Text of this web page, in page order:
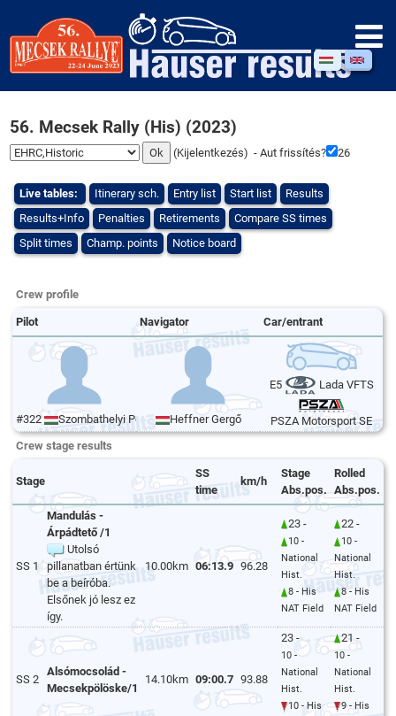
56. Mecsek Rally (His) (2023)
(Kijelentkezés) - Aut frissítés? 26
Live tables: Itinerary sch. Entry list Start list
Results
Results+Info
Penalties Retirements
Compare SS times
Split times
Champ. points Notice board
Crew profile
Pilot Navigator Car/entrant
#322 Szombathelyi Péter Heffner Gergő
E5 Lada VFTS
PSZA Motorsport SE
Crew stage results
Stage
SS
time
km/h
Stage
Abs.pos.
Rolled
Abs.pos.
SS 1
Mandulás -
Árpádtető /1
Utolsó
pillanatban értünk
be a beíróba.
Elsőnek jó lesz ez
így.
10.00km 06:13.9 96.28
23 -
10 -
National
Hist.
8 - His
NAT Field
22 -
10 -
National
Hist.
8 - His
NAT Field
SS 2
Alsómocsolád -
Mecsekpölöske/1
14.10km 09:00.7 93.88
23 -
10 -
National
Hist.
10 - His
21 -
10 -
National
Hist.
9 - His